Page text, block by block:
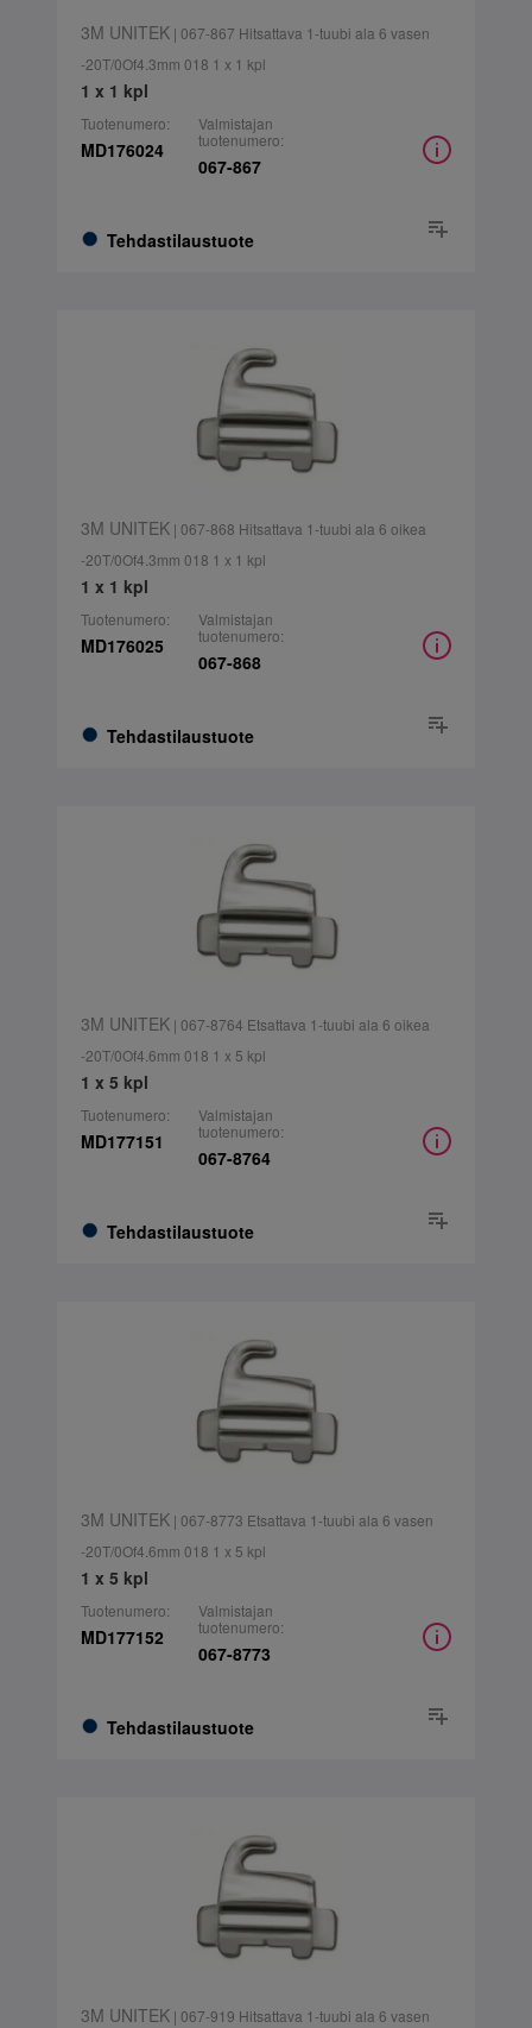
3M UNITEK| 067-867 Hitsattava 1-tuubi ala 6 vasen
-20T/0Of4.3mm 018 1 x 1 kpl
1 x 1 kpl
Tuotenumero:
MD176024
Tehdastilaustuote
Valmistajan
tuotenumero:
067-867
3M UNITEK| 067-868 Hitsattava 1-tuubi ala 6 oikea
-20T/0Of4.3mm 018 1 x 1 kpl
1 x 1 kpl
Tuotenumero:
MD176025
Tehdastilaustuote
Valmistajan
tuotenumero:
067-868
3M UNITEK| 067-8764 Etsattava 1-tuubi ala 6 oikea
-20T/0Of4.6mm 018 1 x 5 kpl
1 x 5 kpl
Tuotenumero:
MD177151
Tehdastilaustuote
Valmistajan
tuotenumero:
067-8764
3M UNITEK| 067-8773 Etsattava 1-tuubi ala 6 vasen
-20T/0Of4.6mm 018 1 x 5 kpl
1 x 5 kpl
Tuotenumero:
MD177152
Tehdastilaustuote
Valmistajan
tuotenumero:
067-8773
3M UNITEK| 067-919 Hitsattava 1-tuubi ala 6 vasen